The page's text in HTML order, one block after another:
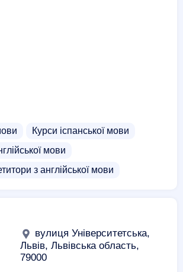
Курси іспанської мови
мови
з англійської мови
вулиця Університетська,
Львів, Львівська область,
79000